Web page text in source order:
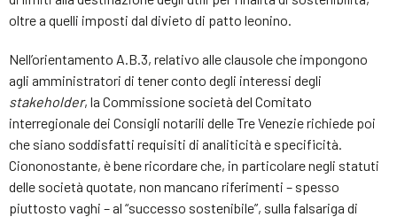
oltre a quelli imposti dal divieto di patto leonino.
Nell’orientamento A.B.3, relativo alle clausole che impongono
agli amministratori di tener conto degli interessi degli
stakeholder, la Commissione società del Comitato
interregionale dei Consigli notarili delle Tre Venezie richiede poi
che siano soddisfatti requisiti di analiticità e specificità.
Ciononostante, è bene ricordare che, in particolare negli statuti
delle società quotate, non mancano riferimenti – spesso
piuttosto vaghi – al “successo sostenibile”, sulla falsariga di